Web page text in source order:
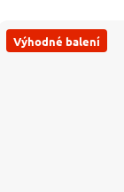
Výhodné balení